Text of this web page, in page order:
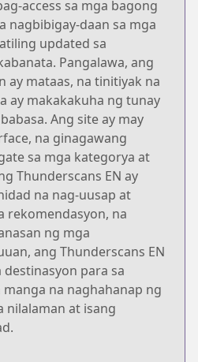
access sa mga bagong
nagbibigay-daan sa mga
updated sa
Pangalawa, ang
ay mataas, na tinitiyak na
ay makakakuha ng tunay
Ang site ay may
na ginagawang
sa mga kategorya at
Thunderscans EN ay
na nag-uusap at
rekomendasyon, na
ng mga
ang Thunderscans EN
para sa
na naghahanap ng
nilalaman at isang